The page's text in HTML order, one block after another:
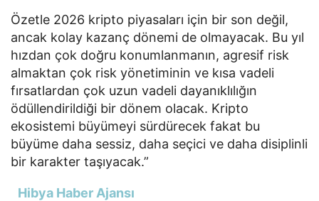
Özetle 2026 kripto piyasaları için bir son değil,
ancak kolay kazanç dönemi de olmayacak. Bu yıl
hızdan çok doğru konumlanmanın, agresif risk
almaktan çok risk yönetiminin ve kısa vadeli
fırsatlardan çok uzun vadeli dayanıklılığın
ödüllendirildiği bir dönem olacak. Kripto
ekosistemi büyümeyi sürdürecek fakat bu
büyüme daha sessiz, daha seçici ve daha disiplinli
bir karakter taşıyacak.”
Hibya Haber Ajansı